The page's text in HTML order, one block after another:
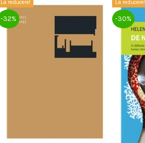
La reducere!
-32%
La reducere!
-30%